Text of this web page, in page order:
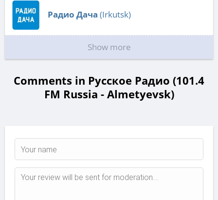
Радио Дача (Irkutsk)
Show more
Comments in Русское Радио (101.4
FM Russia - Almetyevsk)